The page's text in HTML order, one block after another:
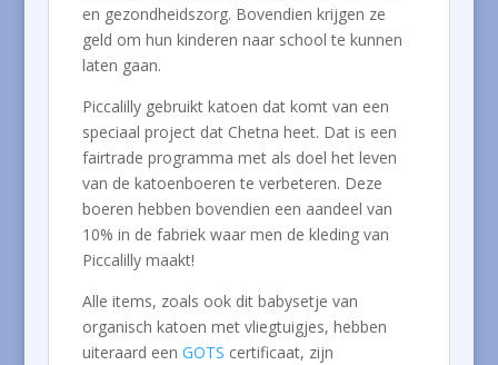
en gezondheidszorg. Bovendien krijgen ze
geld om hun kinderen naar school te kunnen
laten gaan.
Piccalilly gebruikt katoen dat komt van een
speciaal project dat Chetna heet. Dat is een
fairtrade programma met als doel het leven
van de katoenboeren te verbeteren. Deze
boeren hebben bovendien een aandeel van
10% in de fabriek waar men de kleding van
Piccalilly maakt!
Alle items, zoals ook dit babysetje van
organisch katoen met vliegtuigjes, hebben
uiteraard een GOTS certificaat, zijn